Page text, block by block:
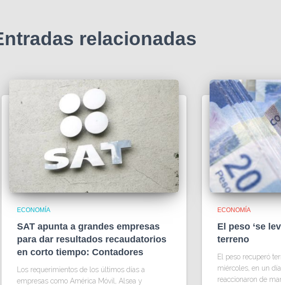
relacionadas
ECONOMÍA
SAT apunta a grandes empresas
para dar resultados recaudatorios
en corto tiempo: Contadores
Los requerimientos de los últimos días a
empresas como América Móvil, Alsea y
ECONOMÍA
El peso ‘se
terreno
El peso recuperó
miércoles, en un
reaccionaron de